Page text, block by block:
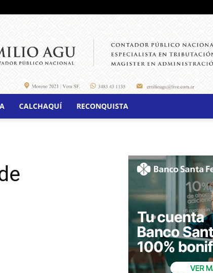
CALCHAQUÍ RECONQUISTA